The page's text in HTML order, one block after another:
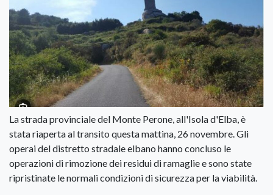
La strada provinciale del Monte Perone, all'Isola d'Elba, è
stata riaperta al transito questa mattina, 26 novembre. Gli
operai del distretto stradale elbano hanno concluso le
operazioni di rimozione dei residui di ramaglie e sono state
ripristinate le normali condizioni di sicurezza per la viabilità.